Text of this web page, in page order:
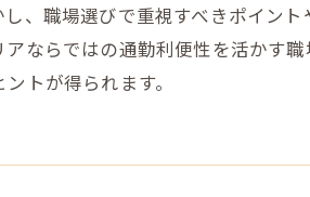
、職場選びで重視すべきポイン
ならではの通勤利便性を活かす
トが得られます。